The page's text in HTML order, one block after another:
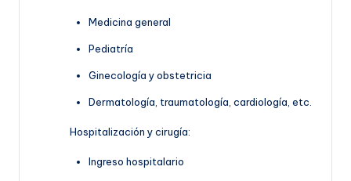
Medicina general
Pediatría
Ginecología y obstetricia
Dermatología, traumatología, cardiología, etc.
Hospitalización y cirugía:
Ingreso hospitalario